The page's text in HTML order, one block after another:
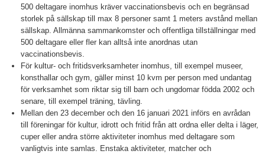
Klubbstugan
Bildgalleri
Stödmedlem
500 deltagare inomhus kräver vaccinationsbevis och en begränsad
storlek på sällskap till max 8 personer samt 1 meters avstånd mellan
sällskap. Allmänna sammankomster och offentliga tillställningar med
500 deltagare eller fler kan alltså inte anordnas utan
vaccinationsbevis.
För kultur- och fritidsverksamheter inomhus, till exempel museer,
konsthallar och gym, gäller minst 10 kvm per person med undantag
för verksamhet som riktar sig till barn och ungdomar födda 2002 och
senare, till exempel träning, tävling.
Mellan den 23 december och den 16 januari 2021 införs en avrådan
till föreningar för kultur, idrott och fritid från att ordna eller delta i läger,
cuper eller andra större aktiviteter inomhus med deltagare som
vanligtvis inte samlas. Enstaka aktiviteter, matcher och